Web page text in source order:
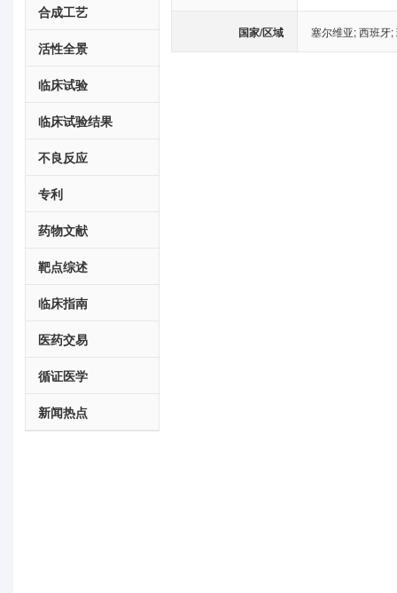
合成工艺
活性全景
临床试验
临床试验结果
不良反应
专利
药物文献
靶点综述
临床指南
医药交易
循证医学
新闻热点
国家/区域 塞尔维亚;西班牙;